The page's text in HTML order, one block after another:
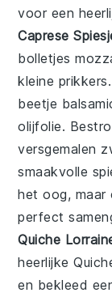
voor een
Caprese
bolletjes
kleine
beetje
olijfolie.
versgemalen
smaakvolle
het oog, maar
perfect
Quiche
heerlijke
en bekleed